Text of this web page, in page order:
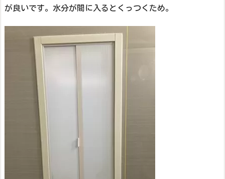
が良いです。水分が間に入るとくっつくため。